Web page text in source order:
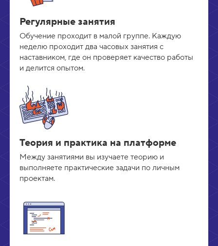
Регулярные занятия
Обучение проходит в малой группе. Каждую
неделю проходит два часовых занятия с
наставником, где он проверяет качество работы
и делится опытом.
Теория и практика на платформе
Между занятиями вы изучаете теорию и
выполняете практические задачи по личным
проектам.